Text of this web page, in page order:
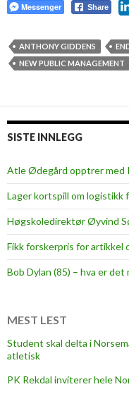
Messenger Share
ANTHONY GIDDENS
NEW PUBLIC MANAGEMENT
SISTE INNLEGG
Atle Ødegård opptrer med
Lager kortspill om logistikk
Høgskoledirektør Øyvind
Fikk forskerpris for artikkel
Bob Dylan (85) – hva er det
MEST LEST
Student skal delta i
atletisk
PK Rekdal inviterer hele